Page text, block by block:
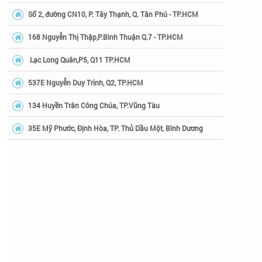
Số 2, đường CN10, P. Tây Thạnh, Q. Tân Phú - TP.HCM
168 Nguyễn Thị Thập,P.Bình Thuận Q.7 - TP.HCM
Lạc Long Quân,P5, Q11 TP.HCM
537E Nguyễn Duy Trinh, Q2, TP.HCM
134 Huyền Trân Công Chúa, TP.Vũng Tàu
35E Mỹ Phước, Định Hòa, TP. Thủ Dầu Một, Bình Dương